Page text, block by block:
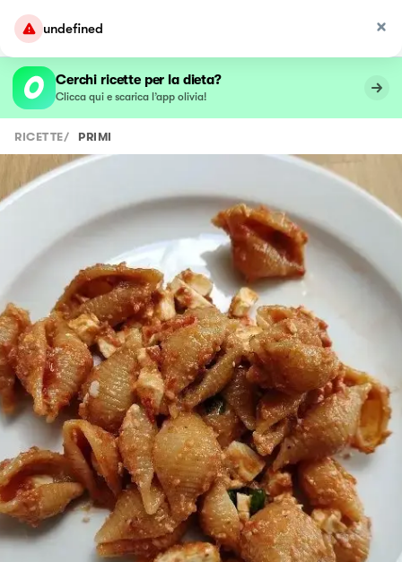
undefined
Cerchi ricette per la dieta?
Clicca qui e scarica l’app olivia!
RICETTE/ PRIMI